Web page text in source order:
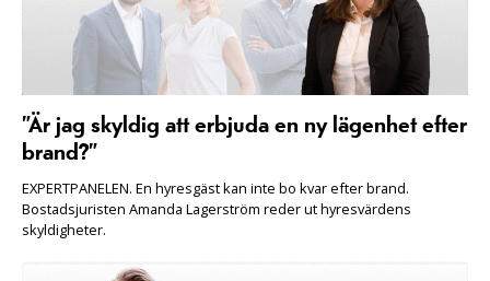
”Är jag skyldig att erbjuda en ny lägenhet efter
brand?”
EXPERTPANELEN. En hyresgäst kan inte bo kvar efter brand.
Bostadsjuristen Amanda Lagerström reder ut hyresvärdens
skyldigheter.